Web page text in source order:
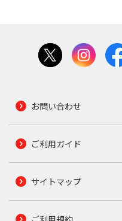
お問い合わせ
ご利用ガイド
サイトマップ